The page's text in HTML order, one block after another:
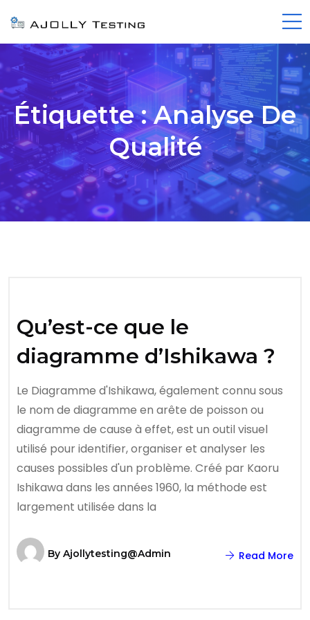
Étiquette :Analyse De
Qualité
Qu’est-ce que le
diagramme d’Ishikawa ?
Le Diagramme d'Ishikawa, également connu sous
le nom de diagramme en arête de poisson ou
diagramme de cause à effet, est un outil visuel
utilisé pour identifier, organiser et analyser les
causes possibles d'un problème. Créé par Kaoru
Ishikawa dans les années 1960, la méthode est
largement utilisée dans la
By Ajollytesting@admin Read More